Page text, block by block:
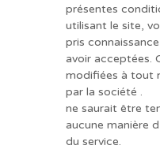
présentes
utilisant le site,
pris
avoir acceptées.
modifiées à tout
par la société .
ne saurait être
aucune manière
du service.